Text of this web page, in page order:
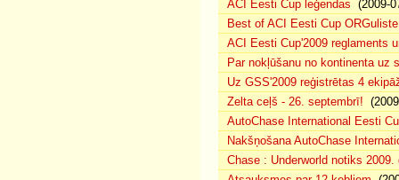
ACI Eesti Cup leģendas (2009-
Best of ACI Eesti Cup
ACI Eesti Cup'2009 reglaments
Par nokļūšanu no kontinenta uz
Uz GSS'2009 reģistrētas 4
Zelta ceļš - 26. septembrī!
AutoChase International Eesti
Nakšņošana AutoChase
Chase : Underworld notiks 2009.